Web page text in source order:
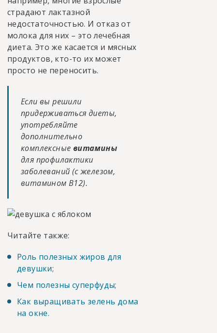
страдают лактазной
недостаточностью. И отказ от
молока для них – это лечебная
диета. Это же касается и мясных
продуктов, кто-то их может
просто не переносить.
Если вы решили
придерживаться диеты,
употребляйте
дополнительно
комплексные витамины
для профилактики
заболеваний (с железом,
витамином В12).
Читайте также:
Роль полезных жиров для
девушки;
Чем полезны суперфуды;
Как выращивать зелень дома
на окне.